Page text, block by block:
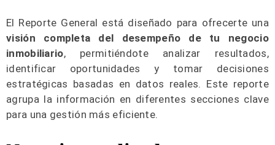
El Reporte General está diseñado para ofrecerte una
visión completa del desempeño de tu negocio
inmobiliario, permitiéndote analizar resultados,
identificar oportunidades y tomar decisiones
estratégicas basadas en datos reales. Este reporte
agrupa la información en diferentes secciones clave
para una gestión más eficiente.